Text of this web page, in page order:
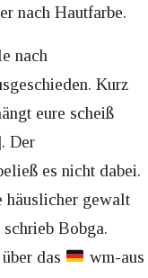
nach Hautfarbe.
nach
Kurz
eure scheiß
Der
es nicht dabei.
häuslicher gewalt
Bobga.
das
wm-aus